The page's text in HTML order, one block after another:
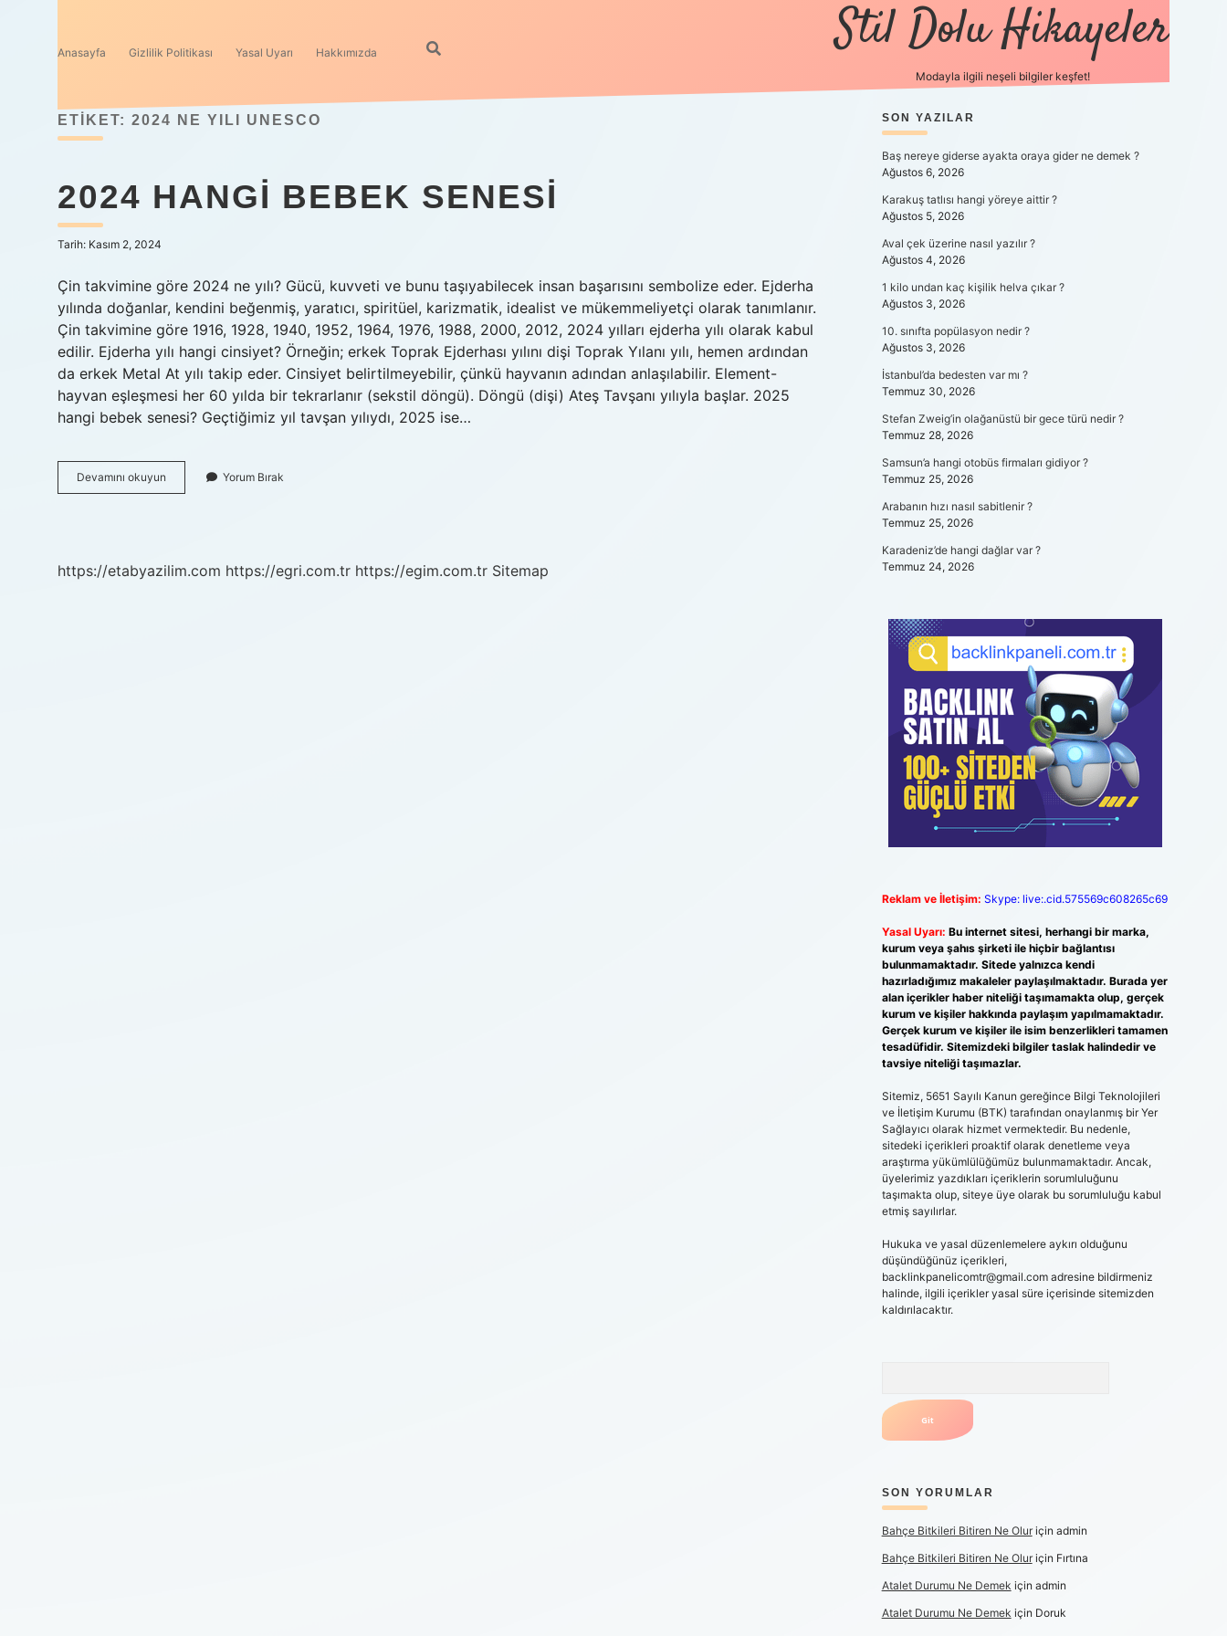
Anasayfa Gizlilik Politikası Yasal Uyarı Hakkımızda Stil Dolu Hikayeler
Modayla ilgili neşeli bilgiler keşfet!
ETIKET: 2024 NE YILI UNESCO
2024 HANGI BEBEK SENESI
Tarih: Kasım 2, 2024
Çin takvimine göre 2024 ne yılı? Gücü, kuvveti ve bunu taşıyabilecek insan başarısını sembolize eder. Ejderha
yılında doğanlar, kendini beğenmiş, yaratıcı, spiritüel, karizmatik, idealist ve mükemmeliyetçi olarak tanımlanır.
Çin takvimine göre 1916, 1928, 1940, 1952, 1964, 1976, 1988, 2000, 2012, 2024 yılları ejderha yılı olarak kabul
edilir. Ejderha yılı hangi cinsiyet? Örneğin; erkek Toprak Ejderhası yılını dişi Toprak Yılanı yılı, hemen ardından
da erkek Metal At yılı takip eder. Cinsiyet belirtilmeyebilir, çünkü hayvanın adından anlaşılabilir. Element-
hayvan eşleşmesi her 60 yılda bir tekrarlanır (sekstil döngü). Döngü (dişi) Ateş Tavşanı yılıyla başlar. 2025
hangi bebek senesi? Geçtiğimiz yıl tavşan yılıydı, 2025 ise…
Devamını okuyun
Hangi
Yorum Bırak
https://etabyazilim.com https://egri.com.tr https://egim.com.tr Sitemap
SIDEBAR
SON YAZILAR
Baş nereye giderse ayakta oraya gider ne demek ?
Ağustos 6, 2026
Karakuş tatlısı hangi yöreye aittir ?
Ağustos 5, 2026
Aval çek üzerine nasıl yazılır ?
Ağustos 4, 2026
1 kilo undan kaç kişilik helva çıkar ?
Ağustos 3, 2026
10. sınıfta popülasyon nedir ?
Ağustos 3, 2026
İstanbul’da bedesten var mı ?
Temmuz 30, 2026
Stefan Zweig’in olağanüstü bir gece türü nedir ?
Temmuz 28, 2026
Samsun’a hangi otobüs firmaları gidiyor ?
Temmuz 25, 2026
Arabanın hızı nasıl sabitlenir ?
Temmuz 25, 2026
Karadeniz’de hangi dağlar var ?
Temmuz 24, 2026
Reklam ve İletişim: Skype: live:.cid.575569c608265c69
Yasal Uyarı: Bu internet sitesi, herhangi bir marka,
kurum veya şahıs şirketi ile hiçbir bağlantısı
bulunmamaktadır. Sitede yalnızca kendi
hazırladığımız makaleler paylaşılmaktadır. Burada yer
alan içerikler haber niteliği taşımamakta olup, gerçek
kurum ve kişiler hakkında paylaşım yapılmamaktadır.
Gerçek kurum ve kişiler ile isim benzerlikleri tamamen
tesadüfidir. Sitemizdeki bilgiler taslak halindedir ve
tavsiye niteliği taşımazlar.
Sitemiz, 5651 Sayılı Kanun gereğince Bilgi Teknolojileri
ve İletişim Kurumu (BTK) tarafından onaylanmış bir Yer
Sağlayıcı olarak hizmet vermektedir. Bu nedenle,
sitedeki içerikleri proaktif olarak denetleme veya
araştırma yükümlülüğümüz bulunmamaktadır. Ancak,
üyelerimiz yazdıkları içeriklerin sorumluluğunu
taşımakta olup, siteye üye olarak bu sorumluluğu kabul
etmiş sayılırlar.
Hukuka ve yasal düzenlemelere aykırı olduğunu
düşündüğünüz içerikleri,
backlinkpanelicomtr@gmail.comadresine bildirmeniz
halinde, ilgili içerikler yasal süre içerisinde sitemizden
kaldırılacaktır.
SON YORUMLAR
Bahçe Bitkileri Bitiren Ne Oluriçin admin
Bahçe Bitkileri Bitiren Ne Oluriçin Fırtına
Atalet Durumu Ne Demek için admin
Atalet Durumu Ne Demek için Doruk